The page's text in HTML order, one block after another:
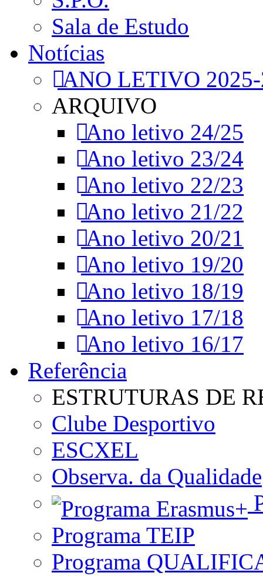
Sala de Estudo
Notícias
ANO LETIVO
ARQUIVO
Ano letivo 24/25
Ano letivo 23/24
Ano letivo 22/23
Ano letivo 21/22
Ano letivo 20/21
Ano letivo 19/20
Ano letivo 18/19
Ano letivo 17/18
Ano letivo 16/17
Referência
ESTRUTURAS DE
Clube Desportivo
ESCXEL
Observa. da Qualidade
Programa TEIP
Programa